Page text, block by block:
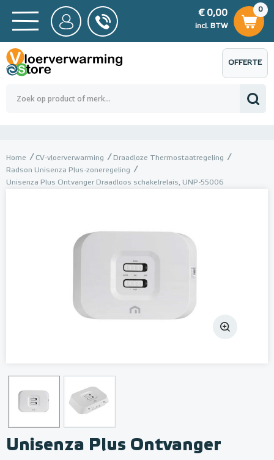
BTW
0,00
0
€ 0,00
incl. BTW
€ 0,00
OFFERTE
AANVRAGEN
Home CV-vloerverwarming
Draadloze Thermostaatregeling
Radson Unisenza Plus-zoneregeling
Unisenza Plus Ontvanger Draadloos schakelrelais, UNP-55006
Unisenza Plus Ontvanger